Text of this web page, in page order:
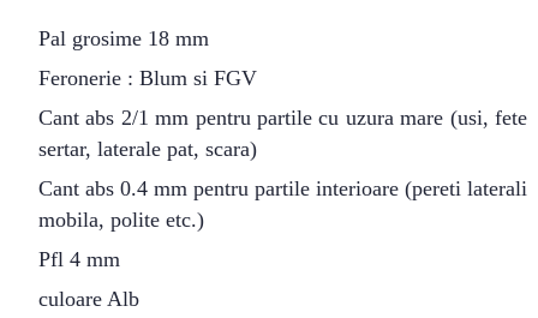
Pal grosime 18 mm
Feronerie : Blum si FGV
Cant abs 2/1 mm pentru partile cu uzura mare (usi, fete
sertar, laterale pat, scara)
Cant abs 0.4 mm pentru partile interioare (pereti laterali
mobila, polite etc.)
Pfl 4 mm
culoare Alb